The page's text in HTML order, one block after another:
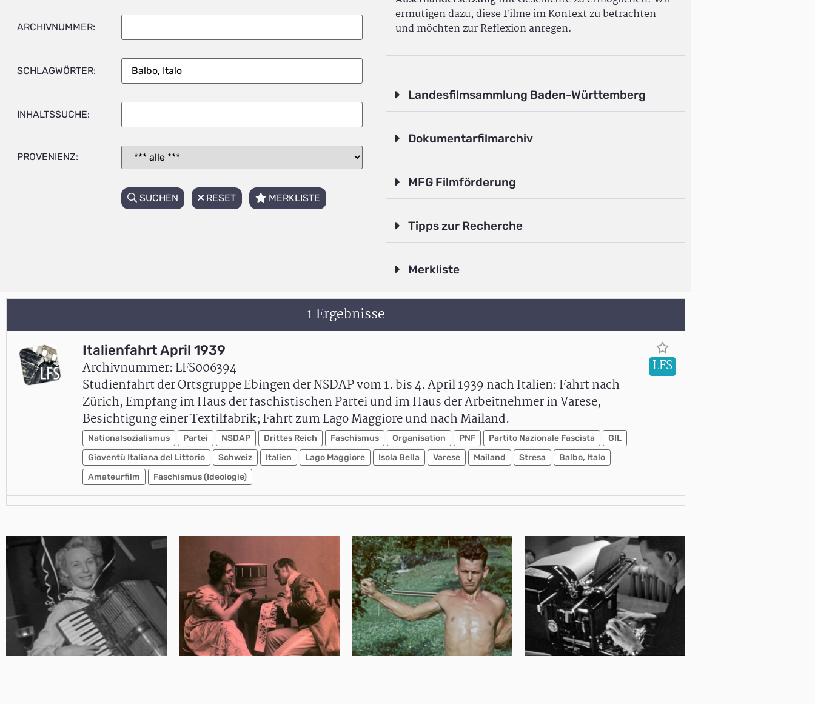
ARCHIVNUMMER:
SCHLAGWÖRTER:
INHALTSSUCHE:
PROVENIENZ:
SUCHEN RESET MERKLISTE
ermutigen dazu, diese Filme im Kontext zu betrachten
und möchten zur Reflexion anregen.
Landesfilmsammlung Baden-Württemberg
Dokumentarfilmarchiv
MFG Filmförderung
Tipps zur Recherche
Merkliste
1 Ergebnisse
Italienfahrt April 1939
Archivnummer: LFS006394
Studienfahrt der Ortsgruppe Ebingen der NSDAP vom 1. bis 4. April 1939 nach Italien: Fahrt nach
Zürich, Empfang im Haus der faschistischen Partei und im Haus der Arbeitnehmer in Varese,
Besichtigung einer Textilfabrik; Fahrt zum Lago Maggiore und nach Mailand.
Nationalsozialismus Partei NSDAP Drittes Reich Faschismus Organisation PNF Partito Nazionale Fascista
GIL
Gioventù Italiana del Littorio
Schweiz Italien Lago Maggiore Isola Bella Varese Mailand Stresa
Balbo, Italo
Amateurfilm
Faschismus (Ideologie)
LFS